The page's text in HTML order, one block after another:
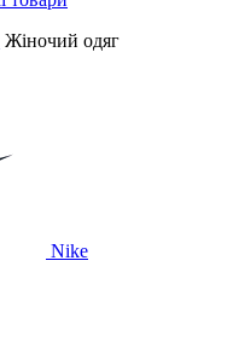
Жіночий одяг
Nike